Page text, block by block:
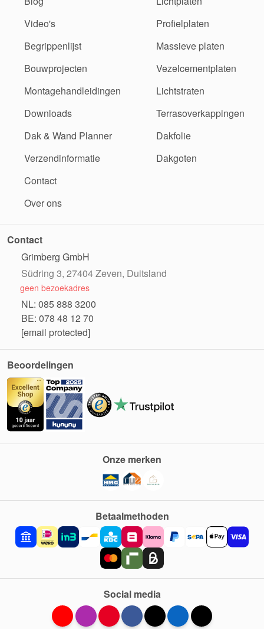
Video's
Begrippenlijst
Bouwprojecten
Montagehandleidingen
Downloads
Dak & Wand Planner
Verzendinformatie
Contact
Over ons
Profielplaten
Massieve platen
Vezelcementplaten
Lichtstraten
Terrasoverkappingen
Dakfolie
Dakgoten
Contact
Grimberg GmbH
Südring 3, 27404 Zeven, Duitsland
geen bezoekadres
NL: 085 888 3200
BE: 078 48 12 70
[email protected]
Beoordelingen
Betaalmethoden
Onze merken
Social media